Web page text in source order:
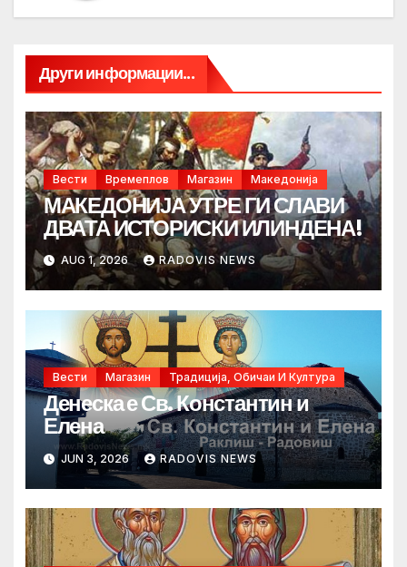
Други информации...
Вести Времеплов Магазин Македонија
МАКЕДОНИЈА УТРЕ ГИ СЛАВИ
ДВАТА ИСТОРИСКИ ИЛИНДЕНА!
AUG 1, 2026 RADOVIS NEWS
Вести Магазин Традиција, Обичаи И Култура
Денеска е Св. Константин и
Елена
JUN 3, 2026 RADOVIS NEWS